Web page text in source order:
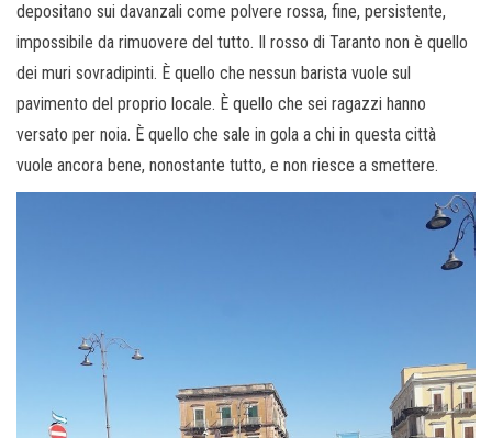
depositano sui davanzali come polvere rossa, fine, persistente,
impossibile da rimuovere del tutto. Il rosso di Taranto non è quello
dei muri sovradipinti. È quello che nessun barista vuole sul
pavimento del proprio locale. È quello che sei ragazzi hanno
versato per noia. È quello che sale in gola a chi in questa città
vuole ancora bene, nonostante tutto, e non riesce a smettere.